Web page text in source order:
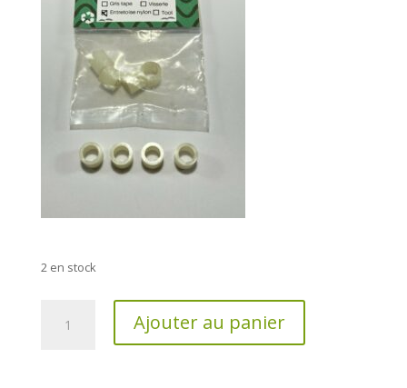
2 en stock
Ajouter au panier